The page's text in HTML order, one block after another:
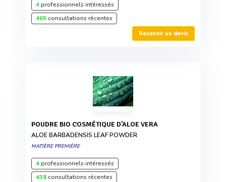
4professionnels intéressés
465consultations récentes
Recevoir un devis
POUDRE BIO COSMÉTIQUE D’ALOE VERA
ALOE BARBADENSIS LEAF POWDER
MATIÈRE PREMIÈRE
4professionnels intéressés
438consultations récentes